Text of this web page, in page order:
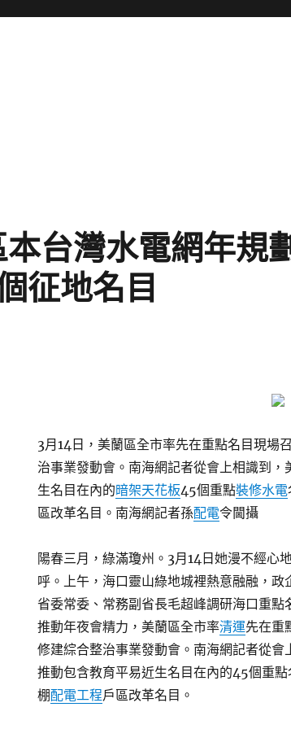
台灣水電網年規
征地名目
3月14日，美蘭區全市率先在重點名目現場
治事業發動會。南海網記者從會上相識到
生名目在內的暗架天花板45個重點裝修水電
區改革名目。南海網記者孫配電令閫攝
陽春三月，綠滿瓊州。3月14日她漫不經心
呼。上午，海口靈山綠地城裡熱意融融，
省委常委、常務副省長毛超峰調研海口重
推動年夜會精力，美蘭區全市率清運先在重
修建綜合整治事業發動會。南海網記者從會
推動包含教育平易近生名目在內的45個重
棚配電工程戶區改革名目。